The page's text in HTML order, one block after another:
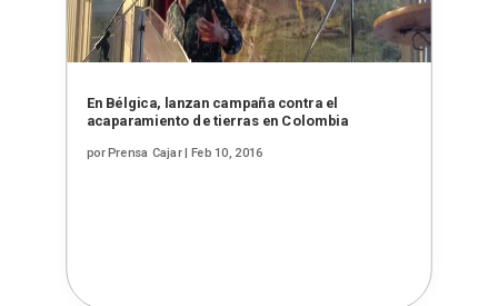
En Bélgica, lanzan campaña contra el
acaparamiento de tierras en Colombia
porPrensa Cajar| Feb 10, 2016